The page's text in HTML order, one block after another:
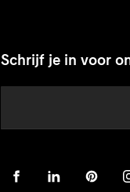
Schrijf je in voor